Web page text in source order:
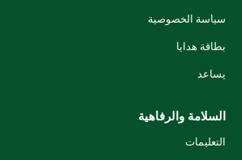
سياسة الخصوصية
بطاقة هدايا
يساعد
السلامة والرفاهية
التعليمات